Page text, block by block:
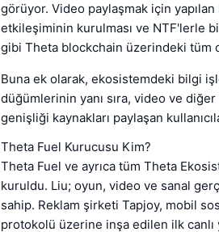
görüyor. Video paylaşmak için
etkileşiminin kurulması ve NTF'lerle
gibi Theta blockchain üzerindeki tüm
Buna ek olarak, ekosistemdeki bilgi
düğümlerinin yanı sıra, video ve
genişliği kaynakları paylaşan
Theta Fuel Kurucusu Kim?
Theta Fuel ve ayrıca tüm Theta
kuruldu. Liu; oyun, video ve sanal
sahip. Reklam şirketi Tapjoy, mobil
protokolü üzerine inşa edilen ilk canlı